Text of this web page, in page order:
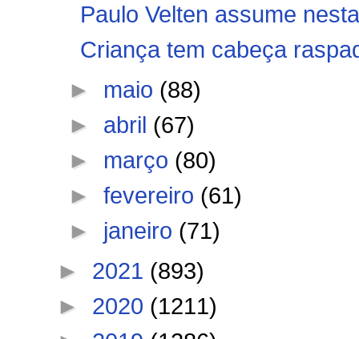
Paulo Velten assume
Criança tem cabeça
► maio (88)
► abril (67)
► março (80)
►fevereiro (61)
► janeiro (71)
► 2021 (893)
► 2020 (1211)